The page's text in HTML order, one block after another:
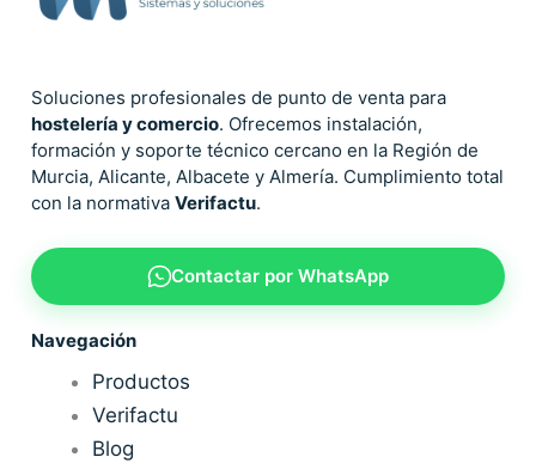
Soluciones profesionales de punto de venta para
hostelería y comercio. Ofrecemos instalación,
formación y soporte técnico cercano en la Región de
Murcia, Alicante, Albacete y Almería. Cumplimiento total
con la normativa Verifactu.
Contactar por WhatsApp
Navegación
Productos
Verifactu
Blog